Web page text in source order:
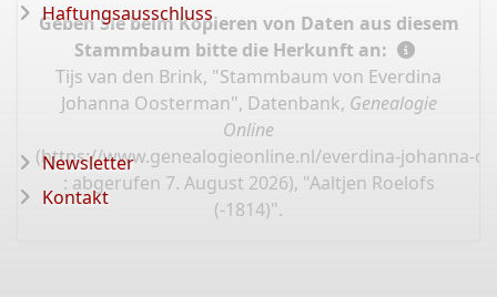
Geben Sie beim Kopieren von Daten aus diesem
Stammbaum bitte die Herkunft an:
Tijs van den Brink, "Stammbaum von Everdina
Johanna Oosterman", Datenbank, Genealogie
Online
(https://www.genealogieonline.nl/everdina-johanna-
: abgerufen 7. August 2026), "Aaltjen Roelofs
(-1814)".
Haftungsausschluss
Newsletter
Kontakt